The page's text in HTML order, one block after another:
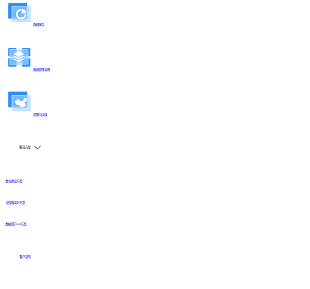
数据服务
数据管理治理
部署与运维
解决方案
数仓建设方案
全链路实时方案
数据资产API方案
客户案例